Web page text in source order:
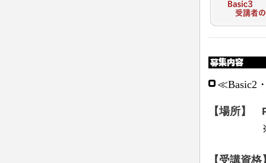
≪Basic2
【場所】
※お申込
【受講資格